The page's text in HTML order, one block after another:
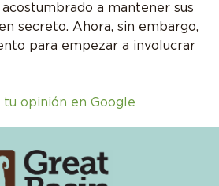
a mantener sus
secreto. Ahora, sin embargo,
para empezar a involucrar
tu opinión en Google